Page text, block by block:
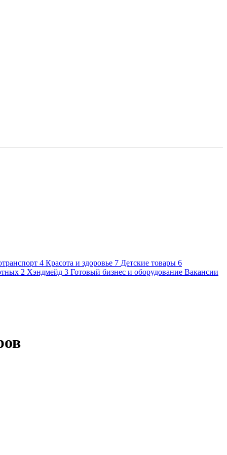
4 Красота и здоровье 7 Детские товары 6
2 Хэндмейд 3 Готовый бизнес и оборудование Вакансии